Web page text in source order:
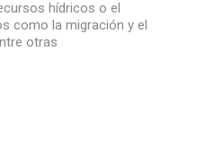
hídricos o el
como la migración y el
otras